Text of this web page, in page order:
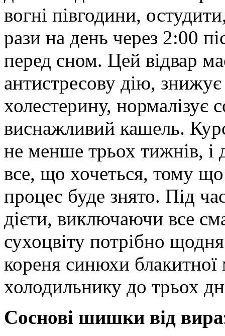
вогні півгодини,
рази на день через 2:00
перед сном. Цей відвар
антистресову дію,
холестерину, нормалізує
виснажливий кашель.
не менше трьох тижнів, і
все, що хочеться, тому що
процес буде знято. Під
дієти, виключаючи все
сухоцвіту потрібно
кореня синюхи блакитної
холодильнику до трьох
Соснові шишки від